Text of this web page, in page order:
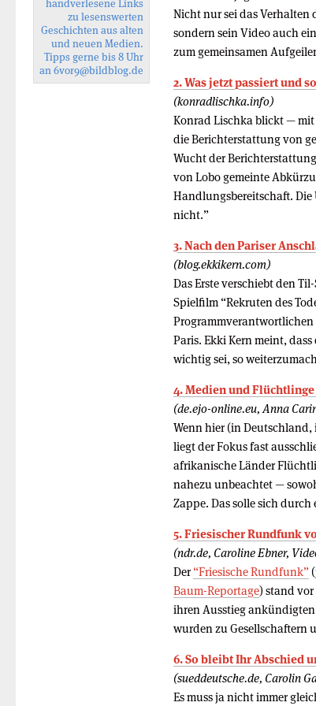
Nicht nur sei das Verhalten
sondern sein Video auch
zum gemeinsamen
2. Was jetzt passiert und
(konradlischka.info)
Konrad Lischka blickt — mit
die Berichterstattung von
Wucht der
von Lobo gemeinte
Handlungsbereitschaft. Die
nicht.”
3. Nach den Pariser
(blog.ekkikern.com)
Das Erste verschiebt den
Spielfilm “Rekruten des
Programmverantwortlichen
Paris. Ekki Kern meint,
wichtig sei, so
4. Medien und
(de.ejo-online.eu, Anna
Wenn hier (in
liegt der Fokus fast
afrikanische Länder
nahezu unbeachtet —
Zappe. Das solle sich
5. Friesischer Rundfunk
(ndr.de, Caroline Ebner,
Der“Friesische Rundfunk”
Baum-Reportage) stand vor
ihren Ausstieg
wurden zu Gesellschaftern
6. So bleibt Ihr Abschied
(sueddeutsche.de, Carolin
Es muss ja nicht immer
handverlesene Links
zu lesenswerten
Geschichten aus alten
und neuen Medien.
Tipps gerne bis 8 Uhr
an6vor9@bildblog.de